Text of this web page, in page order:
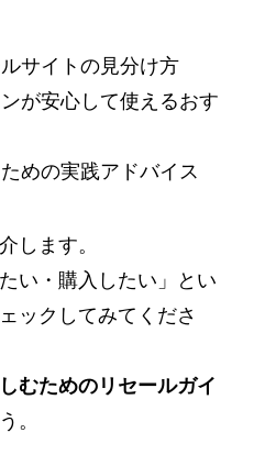
サイトの見分け方
が安心して使えるおす
めの実践アドバイス
します。
い・購入したい」とい
ックしてみてくださ
むためのリセールガイ
。